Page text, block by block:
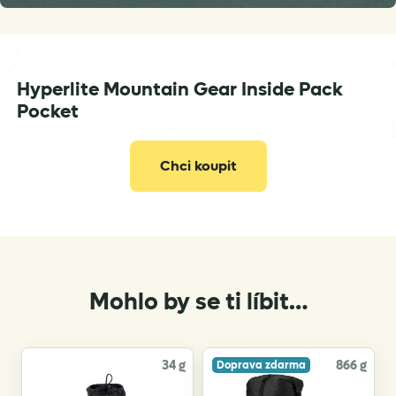
Hyperlite Mountain Gear Inside Pack
Pocket
Chci koupit
Mohlo by se ti líbit…
34 g Doprava zdarma 866 g